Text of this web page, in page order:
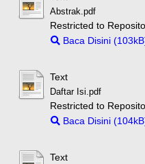
Abstrak.pdf
Restricted to
Baca Disini
Text
Daftar Isi.pdf
Restricted to
Baca Disini
Text